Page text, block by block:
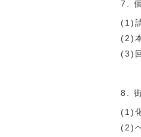
7.
(1)
(2)
(3)
8.
(1)
(2)